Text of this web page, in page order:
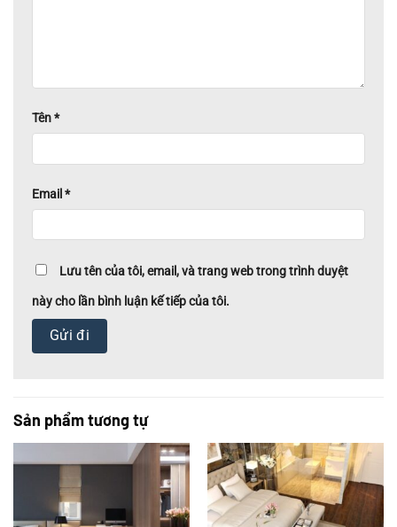
Tên*
Email *
Lưu tên của tôi, email, và trang web trong trình duyệt
này cho lần bình luận kế tiếp của tôi.
Sản phẩm tương tự